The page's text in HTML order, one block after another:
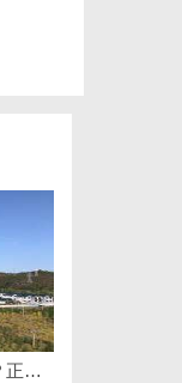
珠海注射技术好的医生该如何甄别？正规医美医师资质核查指南